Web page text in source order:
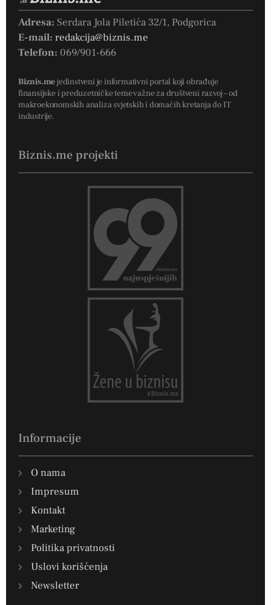
Adresa: Serdara Jola Piletića 32/1, Podgorica
E-mail: redakcija@biznis.me
Telefon: 069/901-666
Biznis.mejedinstveni je informativni portal koji obrađuje
finansijske i preduzetničke teme važne za društveni razvoj – od
makroekonomskih analiza svjetskih i domaćih kretanja do IT
industrije.
Biznis.me projekti
Informacije
O nama
Impresum
Kontakt
Marketing
Politika privatnosti
Uslovi korišćenja
Newsletter